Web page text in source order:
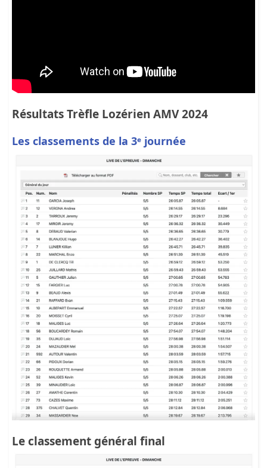
Résultats Trèfle Lozérien AMV 2024
Les classements de la 3ᵉ journée
Le classement général final